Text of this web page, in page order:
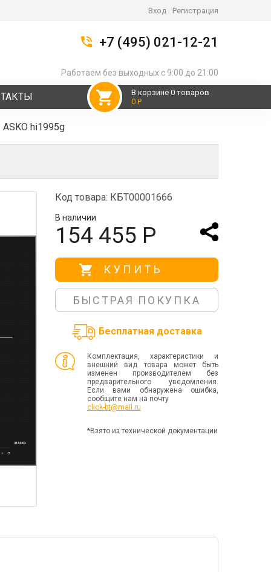
Вход Регистрация
+7 (495) 021-12-21
Работаем без выходных с 9:00 до 21:00
В корзине 0 товаров
0 Р
hi1995g
Код товара: КБТ00001666
В наличии
154 455 Р
КУПИТЬ
БЫСТРАЯ ПОКУПКА
Бесплатная доставка
Комплектация, характеристики и
внешний вид товара может быть
изменен производителем без
предварительного уведомления.
Если вами обнаружена ошибка,
сообщите нам на почту
click-bt@mail.ru
*Взято из технической документации